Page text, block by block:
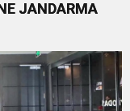
JANDARMA